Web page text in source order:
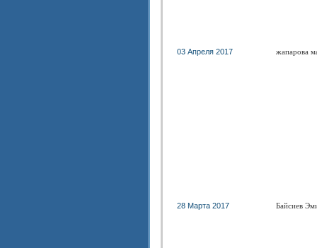
03 Апреля 2017 жапарова
28 Марта 2017 Байсиев